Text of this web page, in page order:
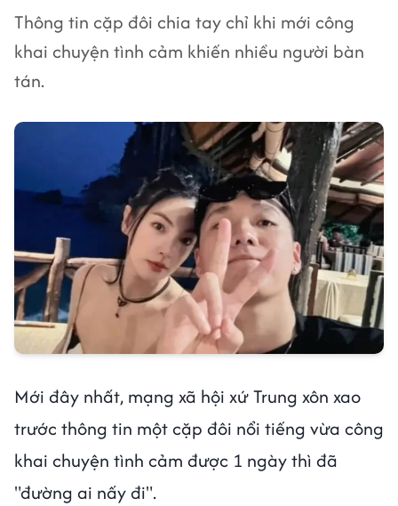
Thông tin cặp đôi chia tay chỉ khi mới công
khai chuyện tình cảm khiến nhiều người bàn
tán.
Mới đây nhất, mạng xã hội xứ Trung xôn xao
trước thông tin một cặp đôi nổi tiếng vừa công
khai chuyện tình cảm được 1 ngày thì đã
"đường ai nấy đi".